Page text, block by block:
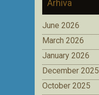
Arhiva
June 2026
March 2026
January 2026
December 2025
October 2025